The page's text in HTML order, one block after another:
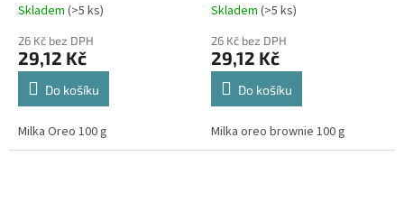
Skladem (>5 ks)
26 Kč bez DPH
29,12 Kč
Do košíku
Milka Oreo 100 g
Skladem (>5 ks)
26 Kč bez DPH
29,12 Kč
Do košíku
Milka oreo brownie 100 g